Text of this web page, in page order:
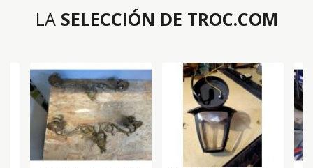
LA SELECCIÓN DE TROC.COM